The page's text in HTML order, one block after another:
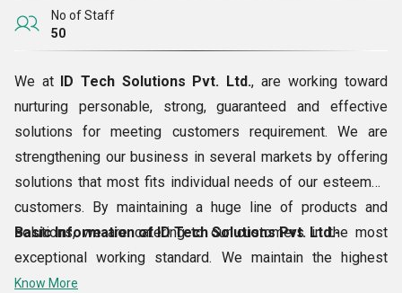
No of Staff
50
We at ID Tech Solutions Pvt. Ltd., are working toward
nurturing personable, strong, guaranteed and effective
solutions for meeting customers requirement. We are
strengthening our business in several markets by offering
solutions that most fits individual needs of our esteemed
customers. By maintaining a huge line of products and
solutions, we are catering to our customers in the most
exceptional working standard. We maintain the highest
quality products including
Basic Information of ID Tech Solutions Pvt. Ltd.-
Know More